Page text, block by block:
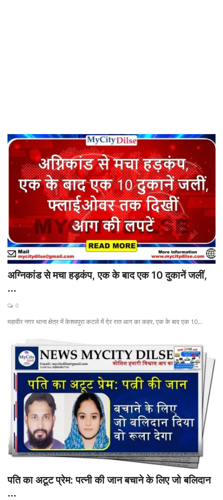
अग्निकांड से मचा हड़कंप, एक के बाद एक 10 दुकानें जलीं,
...
0
महावीर नगर थाना क्षेत्र में केशवपुरा कटले में देर रात आग का कहर, एक के बाद एक 10...
पति का अटूट प्रेम: पत्नी की जान बचाने के लिए जो बलिदान
...